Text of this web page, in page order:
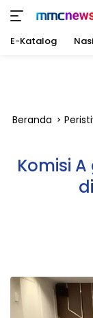
E-Katalog
Beranda
Komisi